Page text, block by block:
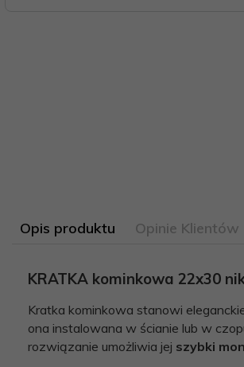
Opis produktu Opinie Klientów
KRATKA kominkowa 22x30
Kratka kominkowa stanowi
ona instalowana w ścianie lub w
rozwiązanie umożliwia jej szybki